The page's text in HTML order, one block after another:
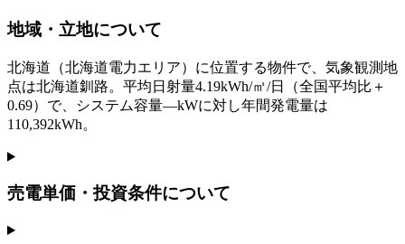
地域・立地について
北海道（北海道電力エリア）に位置する物件で、気象観測地
点は北海道釧路。平均日射量4.19kWh/㎡/日（全国平均比＋
0.69）で、システム容量—kWに対し年間発電量は
110,392kWh。
売電単価・投資条件について